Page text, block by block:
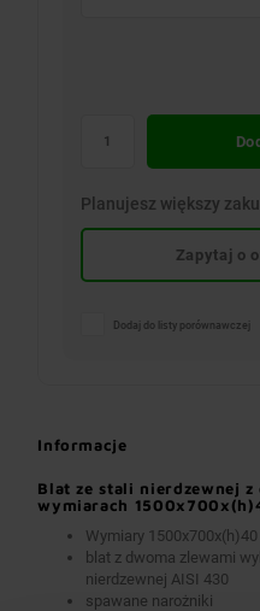
Planujesz większy
Zapytaj o
Dodaj do listy porównawczej
Informacje
Blat ze stali nierdzewnej z
wymiarach
Wymiary
blat z dwoma zlewami
nierdzewnej AISI 430
spawane narożniki